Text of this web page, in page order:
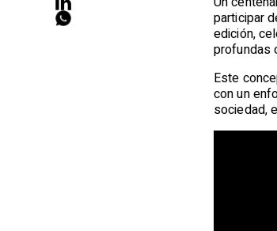
participar
edición,
profundas
Este
con un
sociedad,